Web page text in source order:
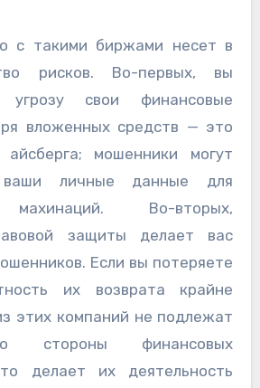
с такими биржами несет в
рисков. Во-первых, вы
свои финансовые
вложенных средств — это
мошенники могут
ваши личные данные для
махинаций. Во-вторых,
защиты делает вас
Если вы потеряете
их возврата крайне
этих компаний не подлежат
стороны финансовых
делает их деятельность